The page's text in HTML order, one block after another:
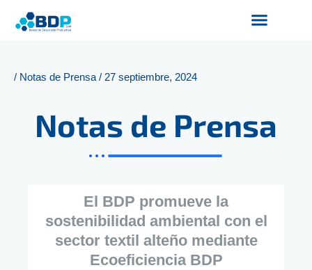
/ Notas de Prensa/ 27 septiembre, 2024
Notas de Prensa
El BDP promueve la
sostenibilidad ambiental con el
sector textil alteño mediante
Ecoeficiencia BDP